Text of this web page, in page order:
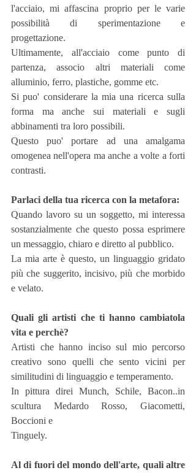
l'acciaio, mi affascina proprio per le varie
possibilità di sperimentazione e
progettazione.
Ultimamente, all'acciaio come punto di
partenza, associo altri materiali come
alluminio, ferro, plastiche, gomme etc.
Si puo' considerare la mia una ricerca sulla
forma ma anche sui materiali e sugli
abbinamenti tra loro possibili.
Questo puo' portare ad una amalgama
omogenea nell'opera ma anche a volte a forti
contrasti.
Parlaci della tua ricerca con la metafora:
Quando lavoro su un soggetto, mi interessa
sostanzialmente che questo possa esprimere
un messaggio, chiaro e diretto al pubblico.
La mia arte è questo, un linguaggio gridato
più che suggerito, incisivo, più che morbido
e velato.
Quali gli artisti che ti hanno cambiatola
vita e perchè?
Artisti che hanno inciso sul mio percorso
creativo sono quelli che sento vicini per
similitudini di linguaggio e temperamento.
In pittura direi Munch, Schile, Bacon..in
scultura Medardo Rosso, Giacometti,
Boccioni e
Tinguely.
Al di fuori del mondo dell'arte, quali altre